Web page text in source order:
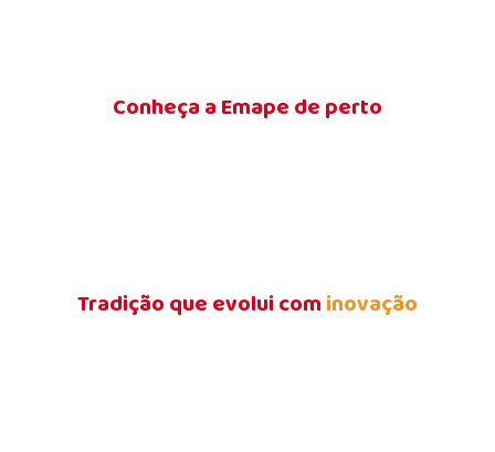
Conheça a Emape de perto
Tradição que evolui cominovação